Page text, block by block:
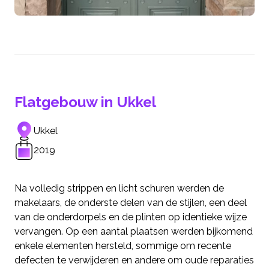
Flatgebouw in Ukkel
Ukkel
2019
Na volledig strippen en licht schuren werden de
makelaars, de onderste delen van de stijlen, een deel
van de onderdorpels en de plinten op identieke wijze
vervangen. Op een aantal plaatsen werden bijkomend
enkele elementen hersteld, sommige om recente
defecten te verwijderen en andere om oude reparaties